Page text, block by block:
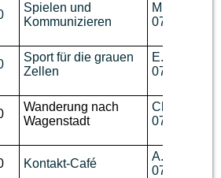
Spielen und
Kommunizieren
M. Disch,
07644 / 92
Sport für die grauen
Zellen
E.
07643 /
Wanderung nach
Wagenstadt
Ch. Benzin,
07644 /
Kontakt-Café
A.
07643 /